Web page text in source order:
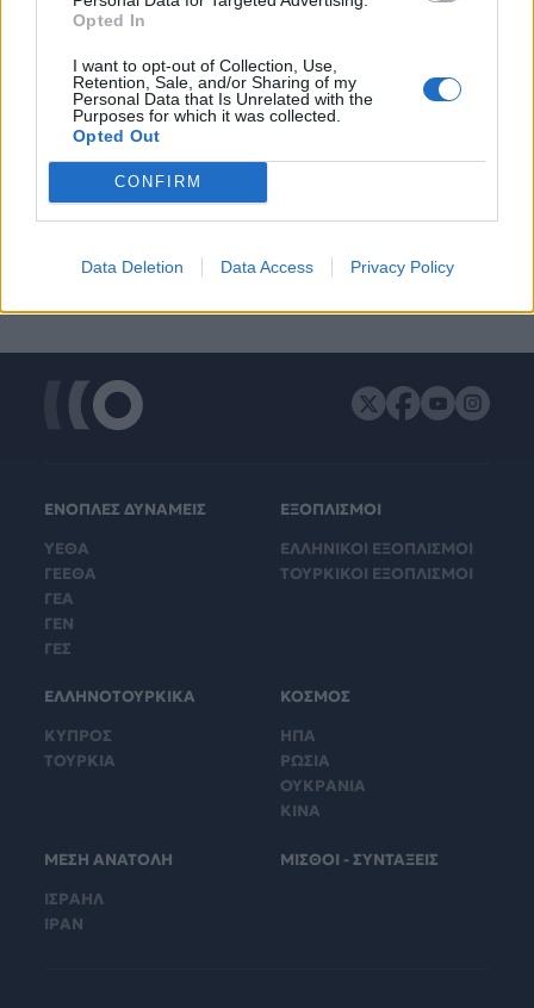
Opted In
I want to opt-out of Collection, Use,
Retention, Sale, and/or Sharing of my
Personal Data that Is Unrelated with the
Purposes for which it was collected.
Opted Out
CONFIRM
Data Deletion Data Access Privacy Policy
ΕΝΟΠΛΕΣ ΔΥΝΑΜΕΙΣ
ΥΕΘΑ
ΓΕΕΘΑ
ΓΕΑ
ΓΕΝ
ΓΕΣ
ΕΞΟΠΛΙΣΜΟΙ
ΕΛΛΗΝΙΚΟΙ ΕΞΟΠΛΙΣΜΟΙ
ΤΟΥΡΚΙΚΟΙ ΕΞΟΠΛΙΣΜΟΙ
ΕΛΛΗΝΟΤΟΥΡΚΙΚΑ
ΚΥΠΡΟΣ
ΤΟΥΡΚΙΑ
ΚΟΣΜΟΣ
ΗΠΑ
ΡΩΣΙΑ
ΟΥΚΡΑΝΙΑ
ΚΙΝΑ
ΜΕΣΗ ΑΝΑΤΟΛΗ
ΙΣΡΑΗΛ
ΙΡΑΝ
ΜΙΣΘΟΙ - ΣΥΝΤΑΞΕΙΣ